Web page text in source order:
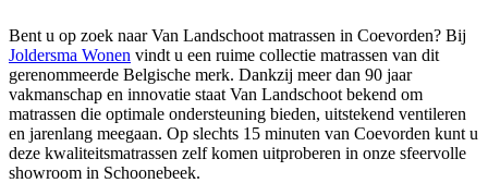
Bent u op zoek naar Van Landschoot matrassen in Coevorden? Bij
Joldersma Wonen vindt u een ruime collectie matrassen van dit
gerenommeerde Belgische merk. Dankzij meer dan 90 jaar
vakmanschap en innovatie staat Van Landschoot bekend om
matrassen die optimale ondersteuning bieden, uitstekend ventileren
en jarenlang meegaan. Op slechts 15 minuten van Coevorden kunt u
deze kwaliteitsmatrassen zelf komen uitproberen in onze sfeervolle
showroom in Schoonebeek.